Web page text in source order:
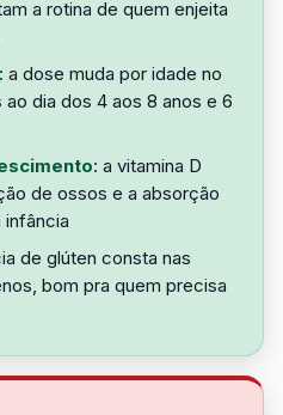
a rotina de quem enjeita
: a dose muda por idade no
dia dos 4 aos 8 anos e 6
: a vitamina D
de ossos e a absorção
de glúten consta nas
bom pra quem precisa